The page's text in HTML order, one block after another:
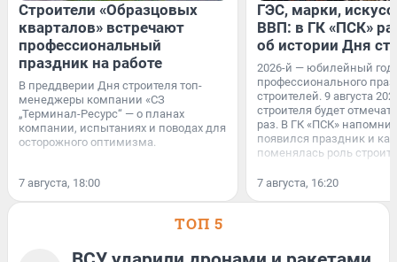
Строители «Образцовых
кварталов» встречают
профессиональный
праздник на работе
В преддверии Дня строителя топ-
менеджеры компании «СЗ
„Терминал-Ресурс“ — о планах
компании, испытаниях и поводах для
осторожного оптимизма.
7 августа, 18:00
ГЭС, марки,
ВВП: в ГК «ПСК»
об истории Дня
2026-й — юбилейный год
профессионального
строителей. 9 августа
строителя будет
раз. В ГК «ПСК»
появился праздник и как
поменялась роль
7 августа, 16:20
ТОП 5